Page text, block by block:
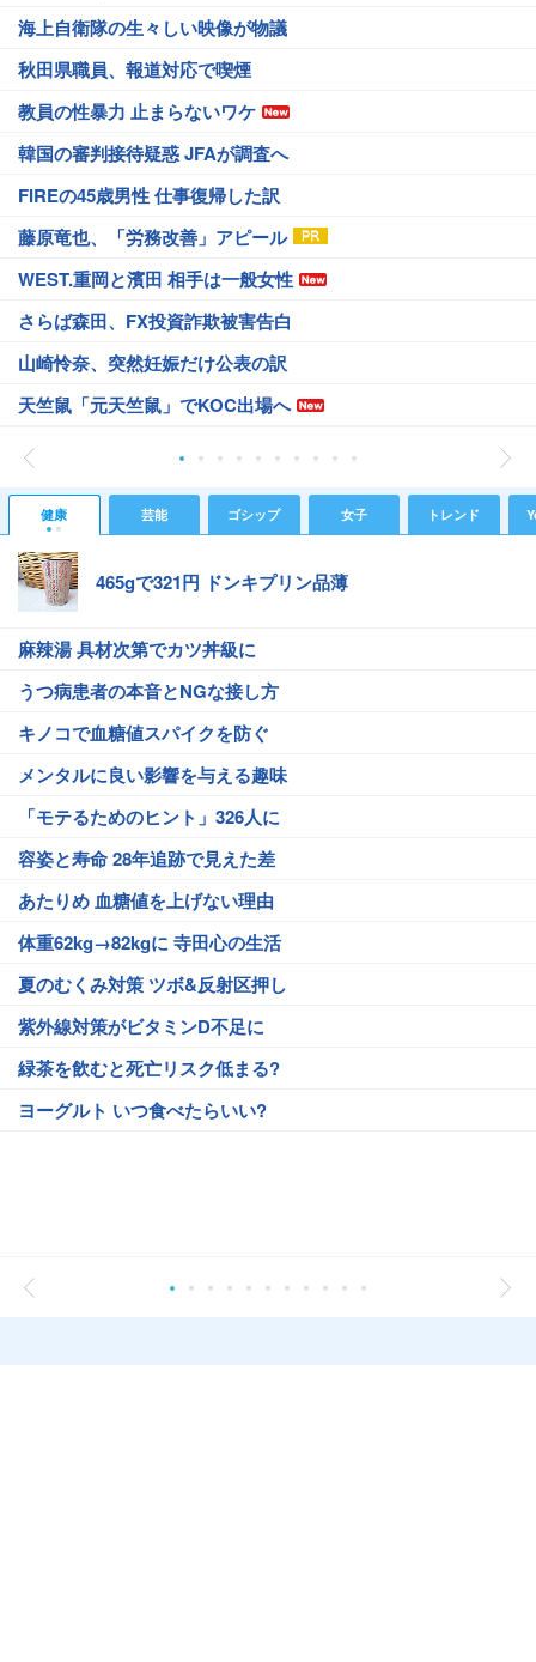
海上自衛隊の生々しい映像が物議
秋田県職員、報道対応で喫煙
教員の性暴力 止まらないワケ
韓国の審判接待疑惑 JFAが調査へ
FIREの45歳男性 仕事復帰した訳
藤原竜也、「労務改善」アピール
WEST.重岡と濱田 相手は一般女性
さらば森田、FX投資詐欺被害告白
山崎怜奈、突然妊娠だけ公表の訳
天竺鼠「元天竺鼠」でKOC出場へ
健康 芸能 ゴシップ 女子 トレンド
465gで321円 ドンキプリン品薄
麻辣湯 具材次第でカツ丼級に
うつ病患者の本音とNGな接し方
キノコで血糖値スパイクを防ぐ
メンタルに良い影響を与える趣味
「モテるためのヒント」326人に
容姿と寿命 28年追跡で見えた差
あたりめ 血糖値を上げない理由
体重62kg→82kgに 寺田心の生活
夏のむくみ対策 ツボ&反射区押し
紫外線対策がビタミンD不足に
緑茶を飲むと死亡リスク低まる?
ヨーグルト いつ食べたらいい?